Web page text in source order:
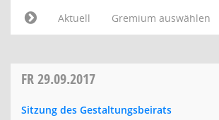
Aktuell
Gremium auswählen
FR29.09.2017
Sitzung des Gestaltungsbeirats